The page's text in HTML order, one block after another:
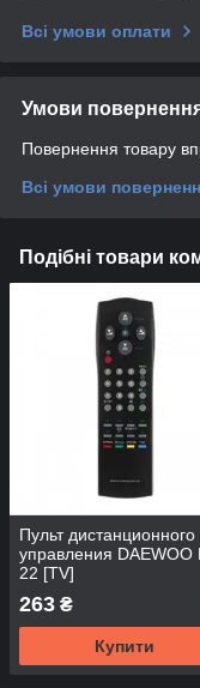
Всі умови оплати
Умови
Повернення товару
Всі умови
Подібні товари
Пульт дистанционного
управления DAEWOO
22 [TV]
263 ₴
Купити